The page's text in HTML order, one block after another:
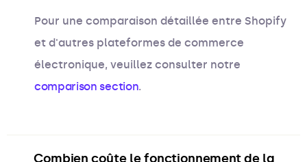
Pour une comparaison détaillée entre Shopify
et d'autres plateformes de commerce
électronique, veuillez consulter notre
comparison section.
Combien coûte le fonctionnement de la